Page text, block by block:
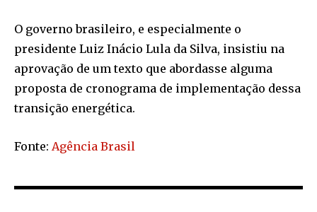
O governo brasileiro, e especialmente o
presidente Luiz Inácio Lula da Silva, insistiu na
aprovação de um texto que abordasse alguma
proposta de cronograma de implementação dessa
transição energética.
Fonte: Agência Brasil